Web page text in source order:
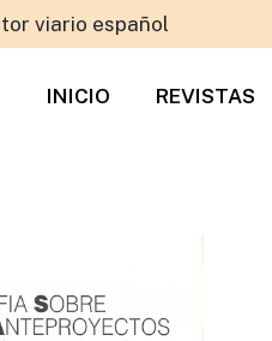
viario español
INICIO REVISTAS